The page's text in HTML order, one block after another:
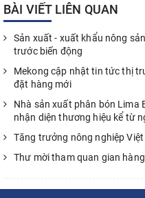
BÀI VIẾT LIÊN QUAN
Sản xuất - xuất khẩu nông
trước biến động
Mekong cập nhật tin tức thị
đặt hàng mới
Nhà sản xuất phân bón Lima
nhận diện thương hiệu kể từ
Tăng trưởng nông nghiệp
Thư mời tham quan gian